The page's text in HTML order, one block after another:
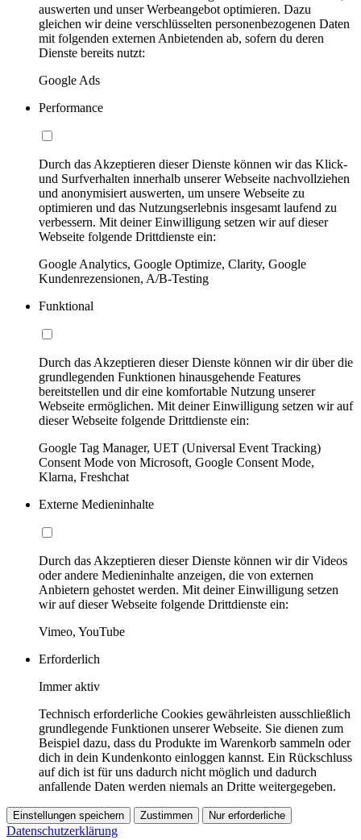
auswerten und unser Werbeangebot optimieren. Dazu
gleichen wir deine verschlüsselten personenbezogenen Daten
mit folgenden externen Anbietenden ab, sofern du deren
Dienste bereits nutzt:
Google Ads
Performance
Durch das Akzeptieren dieser Dienste können wir das Klick-
und Surfverhalten innerhalb unserer Webseite nachvollziehen
und anonymisiert auswerten, um unsere Webseite zu
optimieren und das Nutzungserlebnis insgesamt laufend zu
verbessern. Mit deiner Einwilligung setzen wir auf dieser
Webseite folgende Drittdienste ein:
Google Analytics, Google Optimize, Clarity, Google
Kundenrezensionen, A/B-Testing
Funktional
Durch das Akzeptieren dieser Dienste können wir dir über die
grundlegenden Funktionen hinausgehende Features
bereitstellen und dir eine komfortable Nutzung unserer
Webseite ermöglichen. Mit deiner Einwilligung setzen wir auf
dieser Webseite folgende Drittdienste ein:
Google Tag Manager, UET (Universal Event Tracking)
Consent Mode von Microsoft, Google Consent Mode,
Klarna, Freshchat
Externe Medieninhalte
Durch das Akzeptieren dieser Dienste können wir dir Videos
oder andere Medieninhalte anzeigen, die von externen
Anbietern gehostet werden. Mit deiner Einwilligung setzen
wir auf dieser Webseite folgende Drittdienste ein:
Vimeo, YouTube
Erforderlich
Immer aktiv
Technisch erforderliche Cookies gewährleisten ausschließlich
grundlegende Funktionen unserer Webseite. Sie dienen zum
Beispiel dazu, dass du Produkte im Warenkorb sammeln oder
dich in dein Kundenkonto einloggen kannst. Ein Rückschluss
auf dich ist für uns dadurch nicht möglich und dadurch
anfallende Daten werden niemals an Dritte weitergegeben.
Einstellungen speichern Zustimmen Nur erforderliche
Datenschutzerklärung